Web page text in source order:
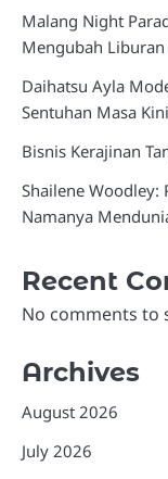
Malang Night
Mengubah Liburan
Daihatsu Ayla
Sentuhan Masa
Bisnis Kerajinan
Shailene Woodley:
Namanya
Recent
No comments to
Archives
August 2026
July 2026